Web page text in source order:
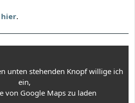
hier.
unten stehenden Knopf willige ich
ein,
von Google Maps zu laden